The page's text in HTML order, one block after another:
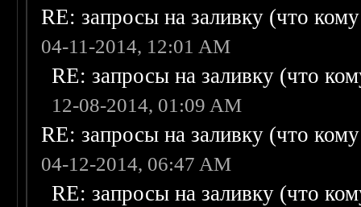
RE: запросы на заливку (что
04-11-2014, 12:01 AM
RE: запросы на заливку (что
12-08-2014, 01:09 AM
RE: запросы на заливку (что
04-12-2014, 06:47 AM
RE: запросы на заливку (что